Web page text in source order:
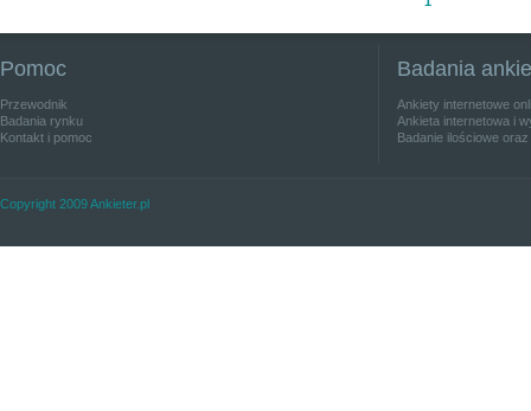
Pomoc
Przewodnik
Badania rynku
Kontakt i pomoc
Badania
Ankiety internetowe
Ankieta internetowa i
Badanie ilościowe
Copyright 2009 Ankieter.pl